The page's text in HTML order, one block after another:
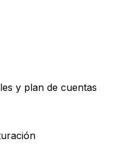
y plan de cuentas